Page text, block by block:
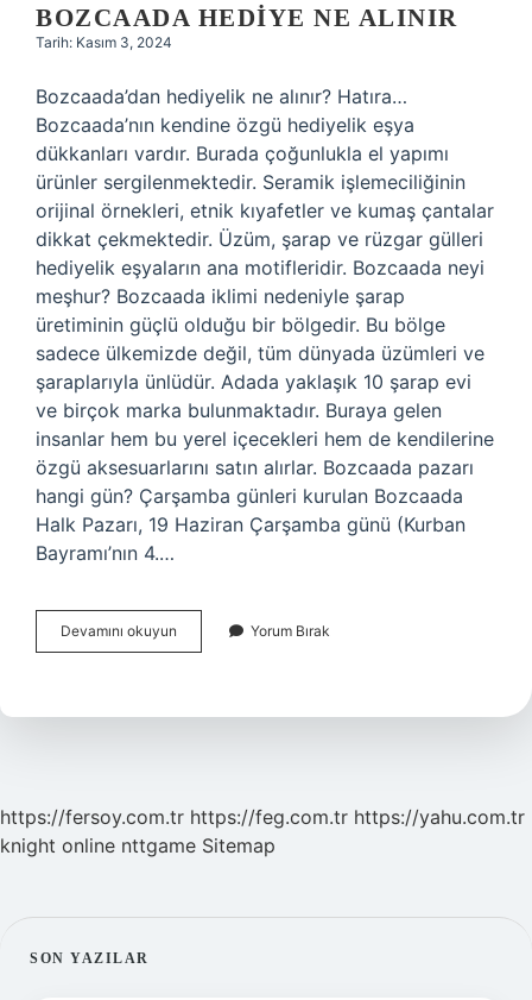
BOZCAADA HEDIYE NE ALINIR
Tarih: Kasım 3, 2024
Bozcaada’dan hediyelik ne alınır? Hatıra…
Bozcaada’nın kendine özgü hediyelik eşya
dükkanları vardır. Burada çoğunlukla el yapımı
ürünler sergilenmektedir. Seramik işlemeciliğinin
orijinal örnekleri, etnik kıyafetler ve kumaş çantalar
dikkat çekmektedir. Üzüm, şarap ve rüzgar gülleri
hediyelik eşyaların ana motifleridir. Bozcaada neyi
meşhur? Bozcaada iklimi nedeniyle şarap
üretiminin güçlü olduğu bir bölgedir. Bu bölge
sadece ülkemizde değil, tüm dünyada üzümleri ve
şaraplarıyla ünlüdür. Adada yaklaşık 10 şarap evi
ve birçok marka bulunmaktadır. Buraya gelen
insanlar hem bu yerel içecekleri hem de kendilerine
özgü aksesuarlarını satın alırlar. Bozcaada pazarı
hangi gün? Çarşamba günleri kurulan Bozcaada
Halk Pazarı, 19 Haziran Çarşamba günü (Kurban
Bayramı’nın 4.…
Devamını okuyun Bozcaada
Hediye
Yorum Bırak
https://fersoy.com.tr https://feg.com.tr https://yahu.com.tr
knight online nttgame Sitemap
SIDEBAR
SON YAZILAR